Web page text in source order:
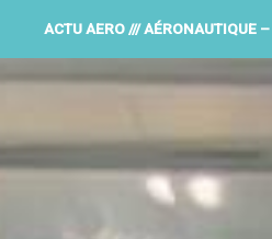
ACTU AERO /// AÉRONAUTIQUE